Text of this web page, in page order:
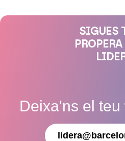
SIGUES
Deixa'ns el teu